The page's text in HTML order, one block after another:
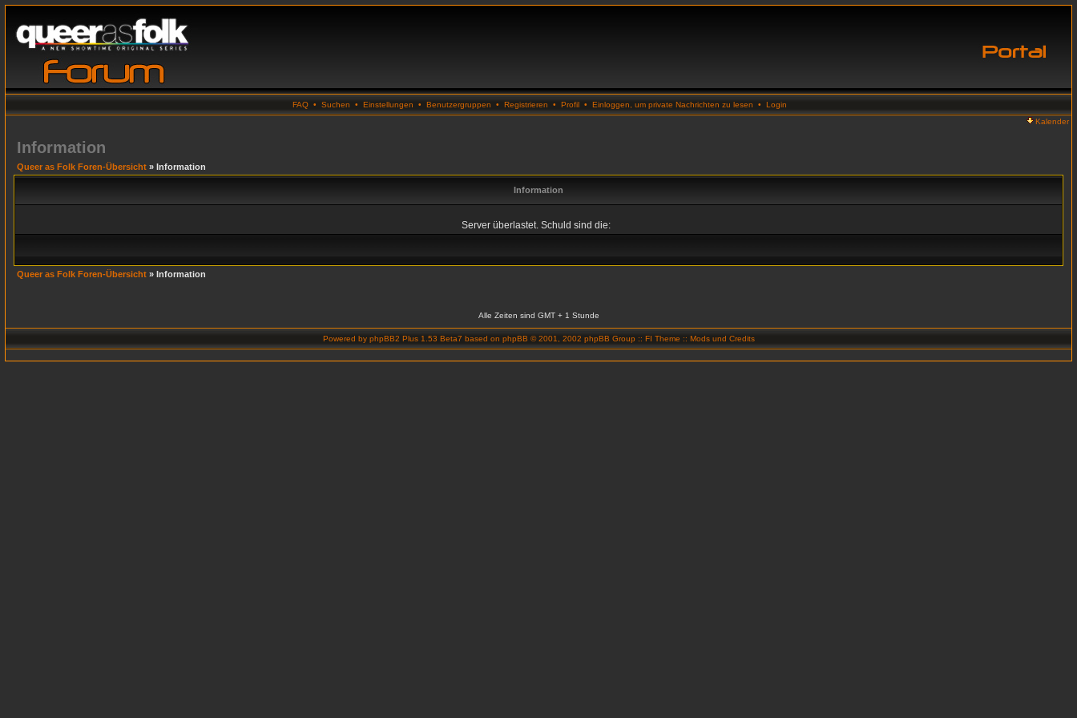
FAQ • Suchen • Einstellungen • Benutzergruppen • Registrieren • Profil • Einloggen, um private Nachrichten zu lesen • Login
Kalender
Information
Queer as Folk Foren-Übersicht » Information
Information
Server überlastet. Schuld sind die:
Queer as Folk Foren-Übersicht » Information
Alle Zeiten sind GMT + 1 Stunde
Powered by phpBB2 Plus 1.53 Beta7 based on phpBB © 2001, 2002 phpBB Group :: FI Theme :: Mods und Credits